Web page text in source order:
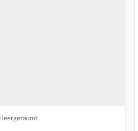
leergeräumt